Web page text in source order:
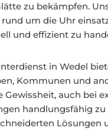
zu bekämpfen.
um die Uhr
und effizient zu
in Wedel
Kommunen und
auch bei
handlungsfähig zu
Lösungen